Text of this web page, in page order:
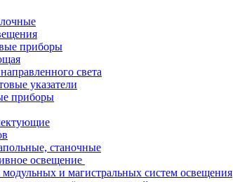
приборы
света
указатели
приборы
станочные
освещение
и магистральных систем освещения